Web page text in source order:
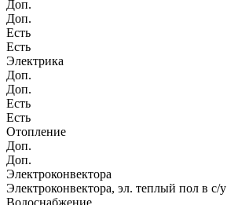
Доп.
Доп.
Есть
Есть
Электрика
Доп.
Доп.
Есть
Есть
Отопление
Доп.
Доп.
Электроконвектора
Электроконвектора, эл. теплый пол в с/у